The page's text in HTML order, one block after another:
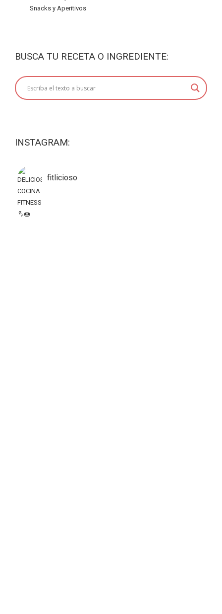
Snacks y Aperitivos
BUSCA TU RECETA O INGREDIENTE:
INSTAGRAM:
fitlicioso